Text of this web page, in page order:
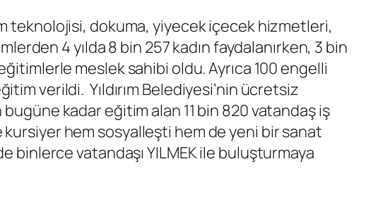
teknolojisi, dokuma, yiyecek içecek hizmetleri,
4 yılda 8 bin 257 kadın faydalanırken, 3 bin
meslek sahibi oldu. Ayrıca 100 engelli
verildi. Yıldırım Belediyesi’nin ücretsiz
kadar eğitim alan 11 bin 820 vatandaş iş
hem sosyalleşti hem de yeni bir sanat
binlerce vatandaşı YILMEK ile buluşturmaya